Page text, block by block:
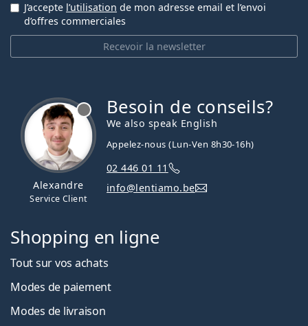
Recevoir la newsletter
J’accepte l’utilisation de mon adresse email et l’envoi
d’offres commerciales
Alexandre
Service Client
Besoin de conseils?
We also speak English
Appelez-nous (Lun-Ven 8h30-16h)
02 446 01 11
info@lentiamo.be
Shopping en ligne
Tout sur vos achats
Modes de paiement
Modes de livraison